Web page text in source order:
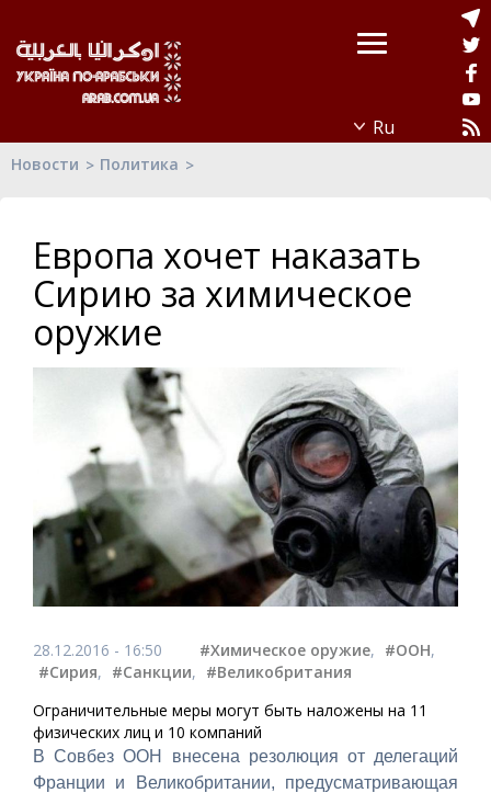
Новости Политика
Европа хочет наказать
Сирию за химическое
оружие
28.12.2016 - 16:50 #Химическое оружие, #ООН,
#Сирия, #Санкции, #Великобритания
Ограничительные меры могут быть наложены на 11
физических лиц и 10 компаний
В Совбез ООН внесена резолюция от делегаций
Франции и Великобритании, предусматривающая